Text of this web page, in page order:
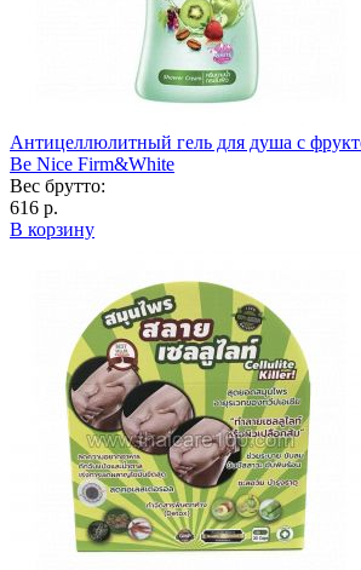
Антицеллюлитный гель для душа с
Be Nice Firm&White
Вес брутто:
616 р.
В корзину